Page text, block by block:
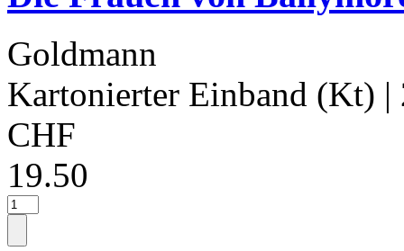
Goldmann
Kartonierter Einband (Kt) |
CHF
19.50